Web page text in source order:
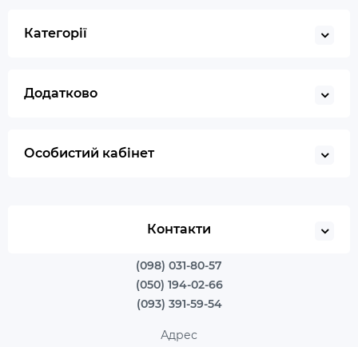
Категорії
Додатково
Особистий кабінет
Контакти
(098) 031-80-57
(050) 194-02-66
(093) 391-59-54
Адрес